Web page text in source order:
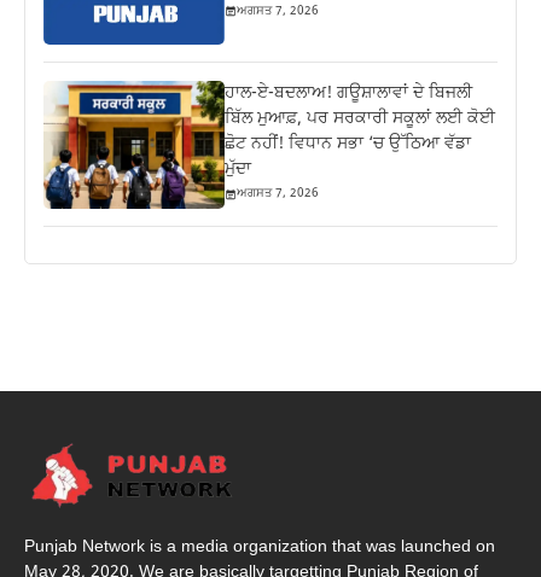
ਅਗਸਤ 7, 2026
ਹਾਲ-ਏ-ਬਦਲਾਅ! ਗਊਸ਼ਾਲਾਵਾਂ ਦੇ ਬਿਜਲੀ
ਬਿੱਲ ਮੁਆਫ਼, ਪਰ ਸਰਕਾਰੀ ਸਕੂਲਾਂ ਲਈ ਕੋਈ
ਛੋਟ ਨਹੀਂ! ਵਿਧਾਨ ਸਭਾ ‘ਚ ਉੱਠਿਆ ਵੱਡਾ
ਮੁੱਦਾ
ਅਗਸਤ 7, 2026
Punjab Network is a media organization that was launched on